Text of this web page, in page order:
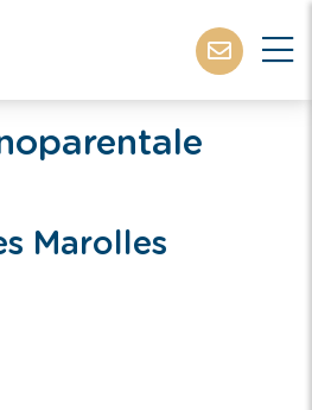
Marolles